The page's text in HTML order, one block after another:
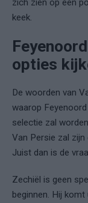
zich zien op een
keek.
opties
De woorden van
waarop
selectie zal
Van Persie zal zijn
Juist dan is de
Zechiël is geen
beginnen. Hij